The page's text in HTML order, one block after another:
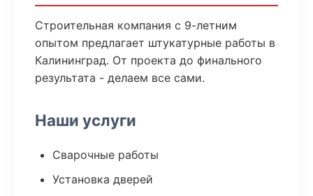
Строительная компания с 9-летним
опытом предлагает штукатурные работы в
Калининград. От проекта до финального
результата - делаем все сами.
Наши услуги
Сварочные работы
Установка дверей